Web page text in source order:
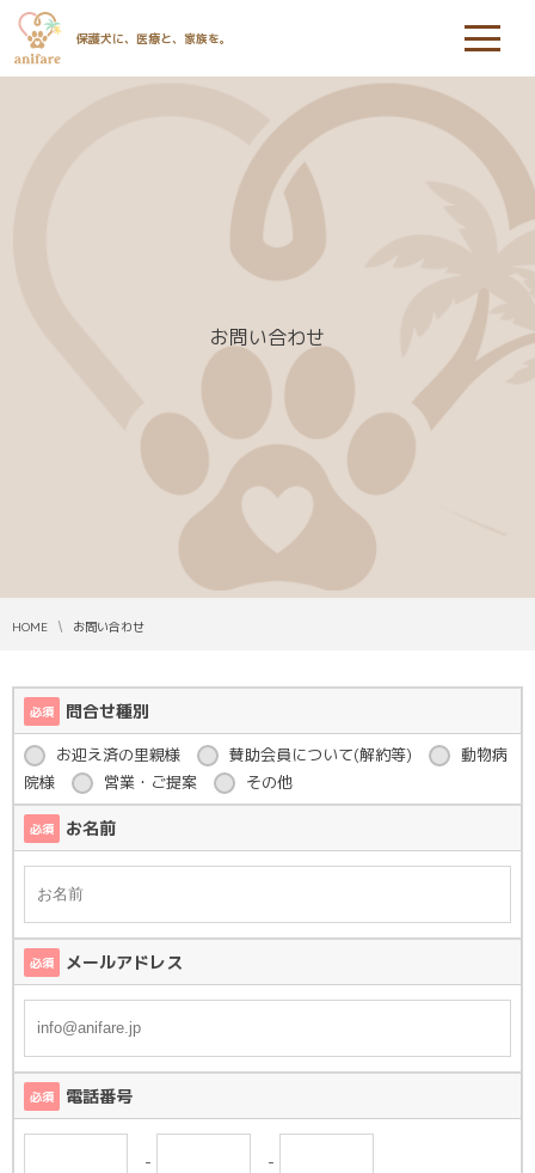
保護犬に、医療と、家族を。
お問い合わせ
HOME お問い合わせ
必須 問合せ種別
お迎え済の里親様 賛助会員について(解約等)
動物病
院様
営業・ご提案 その他
必須 お名前
必須 メールアドレス
必須 電話番号
- -